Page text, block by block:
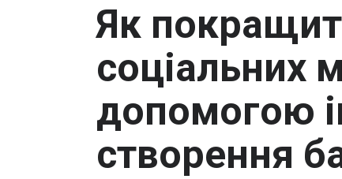
Як
соціальних
допомогою
створення